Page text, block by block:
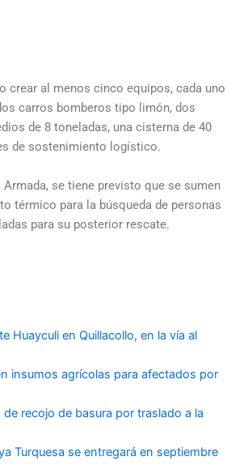
crear al menos cinco equipos, cada uno
carros bomberos tipo limón, dos
de 8 toneladas, una cisterna de 40
de sostenimiento logístico.
se tiene previsto que se sumen
térmico para la búsqueda de personas
para su posterior rescate.
Huayculi en Quillacollo, en la vía al
insumos agrícolas para afectados por
de recojo de basura por traslado a la
Turquesa se entregará en septiembre